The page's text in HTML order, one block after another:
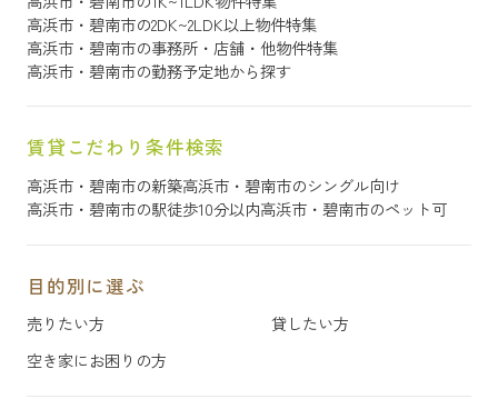
高浜市・碧南市の2DK~2LDK以上物件特集
高浜市・碧南市の事務所・店舗・他物件特集
高浜市・碧南市の勤務予定地から探す
賃貸こだわり条件検索
高浜市・碧南市の新築高浜市・碧南市のシングル向け
高浜市・碧南市の駅徒歩10分以内高浜市・碧南市のペット可
目的別に選ぶ
売りたい方
貸したい方
空き家にお困りの方